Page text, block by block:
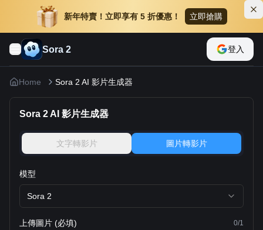
新年特賣！立即享有 5 折優惠！ 立即搶購
Sora 2 登入
Home Sora 2 AI 影片生成器
Sora 2 AI 影片生成器
文字轉影片 圖片轉影片
模型
Sora 2
上傳圖片 (必填) 0/1